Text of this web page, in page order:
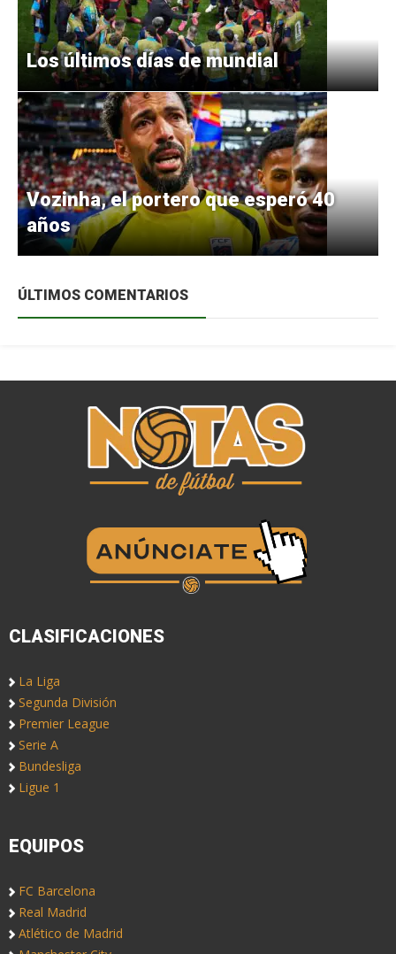
Los últimos días de mundial
Vozinha, el portero que esperó 40
años
ÚLTIMOS COMENTARIOS
CLASIFICACIONES
La Liga
Segunda División
Premier League
Serie A
Bundesliga
Ligue 1
EQUIPOS
FC Barcelona
Real Madrid
Atlético de Madrid